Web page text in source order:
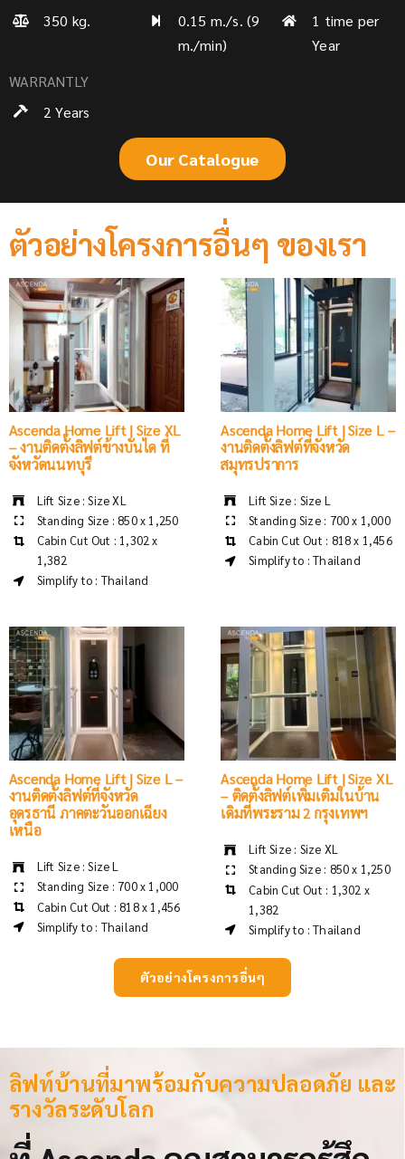
350 kg.
0.15 m./s. (9
m./min)
1 time per
Year
WARRANTLY
2 Years
Our Catalogue
ตัวอย่างโครงการอื่นๆ ของเรา
Ascenda Home Lift | Size XL
– งานติดตั้งลิฟต์ข้างบันได ที่
จังหวัดนนทบุรี
Lift Size : Size XL
Standing Size : 850 x 1,250
Cabin Cut Out : 1,302 x
1,382
Simplify to : Thailand
Ascenda Home Lift | Size L –
งานติดตั้งลิฟต์ที่จังหวัด
สมุทรปราการ
Lift Size : Size L
Standing Size : 700 x 1,000
Cabin Cut Out : 818 x 1,456
Simplify to : Thailand
Ascenda Home Lift | Size L –
งานติดตั้งลิฟต์ที่จังหวัด
อุดรธานี ภาคตะวันออกเฉียง
เหนือ
Lift Size : Size L
Standing Size : 700 x 1,000
Cabin Cut Out : 818 x 1,456
Simplify to : Thailand
Ascenda Home Lift | Size XL
– ติดตั้งลิฟต์เพิ่มเติมในบ้าน
เดิมที่พระราม 2 กรุงเทพฯ
Lift Size : Size XL
Standing Size : 850 x 1,250
Cabin Cut Out : 1,302 x
1,382
Simplify to : Thailand
ตัวอย่างโครงการอื่นๆ
ลิฟท์บ้านที่มาพร้อมกับความปลอดภัย และ
รางวัลระดับโลก